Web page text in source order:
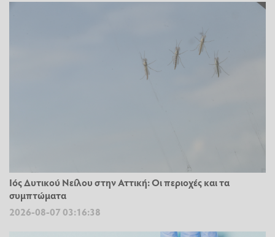
Ιός Δυτικού Νείλου στην Αττική: Οι περιοχές και τα
συμπτώματα
2026-08-07 03:16:38